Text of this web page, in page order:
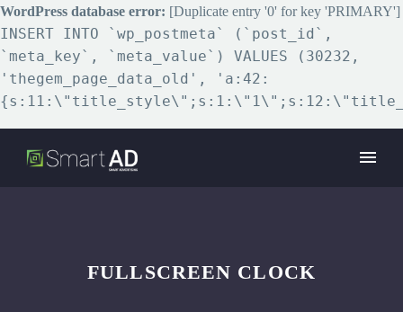
WordPress database error: [Duplicate entry '0' for key 'PRIMARY']
INSERT INTO `wp_postmeta` (`post_id`,
`meta_key`, `meta_value`) VALUES (30232,
'thegem_page_data_old', 'a:42:
FULLSCREEN CLOCK